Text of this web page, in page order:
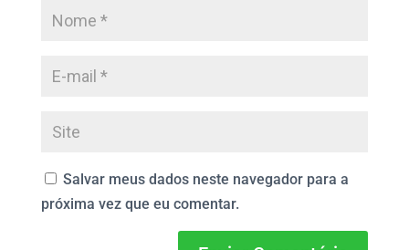
Salvar meus dados neste navegador para a
próxima vez que eu comentar.